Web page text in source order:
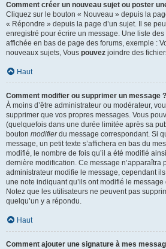
Comment créer un nouveau sujet ou poster
Cliquez sur le bouton « Nouveau » depuis la
« Répondre » depuis la page d’un sujet. Il se
enregistré pour écrire un message. Une liste
affichée en bas de page des forums, exemple :
nouveaux sujets, Vous pouvez joindre des
Haut
Comment modifier ou supprimer un message ?
À moins d’être administrateur ou modérateur,
supprimer que vos propres messages. Vous
(quelquefois dans une durée limitée après sa
bouton modifierdu message correspondant. Si
message, un petit texte s’affichera en bas du
modifié, le nombre de fois qu’il a été modifié
dernière modification. Ce message n’apparaîtra
administrateur modifie le message, cependant
une note indiquant qu’ils ont modifié le
Notez que les utilisateurs ne peuvent pas
quelqu’un y a répondu.
Haut
Comment ajouter une signature à mes